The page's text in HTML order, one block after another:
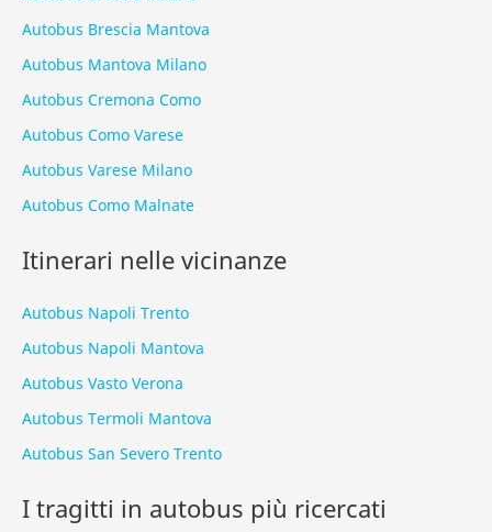
Autobus Brescia Mantova
Autobus Mantova Milano
Autobus Cremona Como
Autobus Como Varese
Autobus Varese Milano
Autobus Como Malnate
Itinerari nelle vicinanze
Autobus Napoli Trento
Autobus Napoli Mantova
Autobus Vasto Verona
Autobus Termoli Mantova
Autobus San Severo Trento
I tragitti in autobus più ricercati